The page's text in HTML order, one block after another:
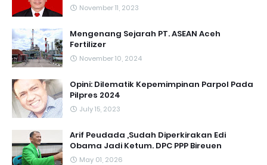
November 11, 2023
Mengenang Sejarah PT. ASEAN Aceh
Fertilizer
November 10, 2024
Opini: Dilematik Kepemimpinan Parpol Pada
Pilpres 2024
July 15, 2023
Arif Peudada ,Sudah Diperkirakan Edi
Obama Jadi Ketum. DPC PPP Bireuen
May 01, 2026